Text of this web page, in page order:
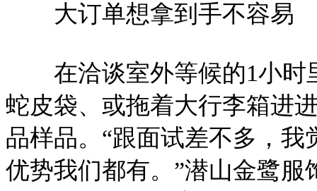
大订单想拿到手不容易
在洽谈室外等候的1小时
蛇皮袋、或拖着大行李箱进
品样品。“跟面试差不多，
优势我们都有。”潜山金鹭